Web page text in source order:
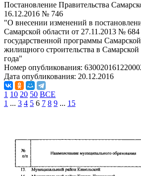
Постановление Правительства
16.12.2016 № 746
"О внесении изменений в
Самарской области от 27.11.2013 №
государственной программы
жилищного строительства в
года"
Номер опубликования:
Дата опубликования: 20.12.2016
1 10 20 50 ВСЕ
1 ... 3 4 5 6 7 8 9 ... 15